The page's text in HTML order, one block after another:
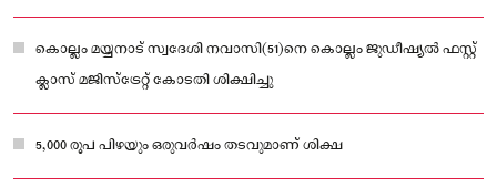
ബന്ധം നിലനിൽക്കെ സ്പെഷ്യൽ മാര്യേജ് ആക്‌ട് പ്രകാരം മറ്റൊരു
സ്ത്രീയെ വിവാഹം കഴിക്കുകയും ചെയ്തു
കൊല്ലം മയ്യനാട് സ്വദേശി നവാസി(51)നെ കൊല്ലം ജുഡീഷ്യൽ ഫസ്റ്റ്
ക്ലാസ് മജി‌സ്ട്രേറ്റ് കോടതി ശിക്ഷിച്ചു
5,000 രൂപ പിഴയും ഒരുവർഷം തടവുമാണ് ശിക്ഷ